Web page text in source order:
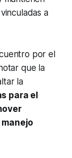
a
por el
que la
la
para el